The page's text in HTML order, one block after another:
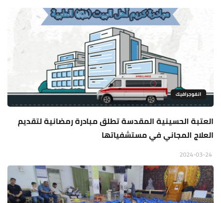
انفوجرافيك
العتبة الحسينية المقدسة تطلق مبادرة رمضانية لتقديم
العلاج المجاني في مستشفياتها